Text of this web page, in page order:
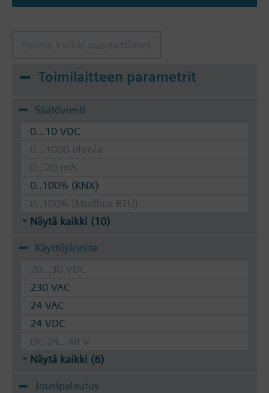
Toimilaitteen parametrit
Säätöviesti
0...10 VDC
0...1000 ohmia
0...20 mA
0..100% (KNX)
0..100% (Modbus RTU)
Näytä kaikki (10)
Käyttöjännite
20...30 VDC
230 VAC
24 VAC
24 VDC
DC 24...48 V
Näytä kaikki (6)
Jousipalautus